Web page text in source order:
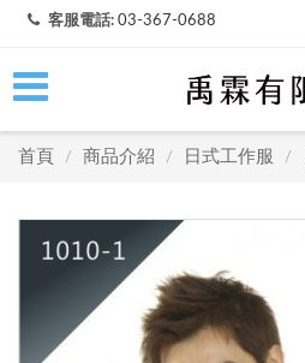
客服電話: 03-367-0688
首頁 / 商品介紹 / 日式工作服 /